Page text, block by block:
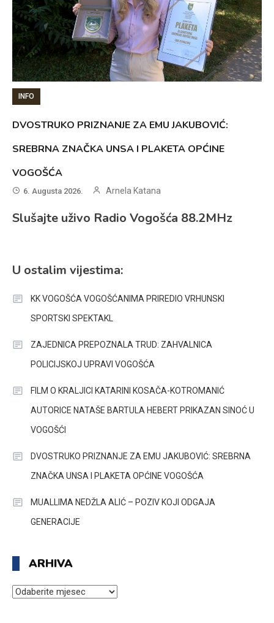
INFO
DVOSTRUKO PRIZNANJE ZA EMU JAKUBOVIĆ:
SREBRNA ZNAČKA UNSA I PLAKETA OPĆINE
VOGOŠĆA
6. Augusta 2026. Arnela Katana
Slušajte uživo Radio Vogošća 88.2MHz
U ostalim vijestima:
KK VOGOŠĆA VOGOŠĆANIMA PRIREDIO VRHUNSKI
SPORTSKI SPEKTAKL
ZAJEDNICA PREPOZNALA TRUD: ZAHVALNICA
POLICIJSKOJ UPRAVI VOGOŠĆA
FILM O KRALJICI KATARINI KOSAČA-KOTROMANIĆ
AUTORICE NATAŠE BARTULA HEBERT PRIKAZAN SINOĆ U
VOGOŠĆI
DVOSTRUKO PRIZNANJE ZA EMU JAKUBOVIĆ: SREBRNA
ZNAČKA UNSA I PLAKETA OPĆINE VOGOŠĆA
MUALLIMA NEDŽLA ALIĆ – POZIV KOJI ODGAJA
GENERACIJE
ARHIVA
ARHIVA